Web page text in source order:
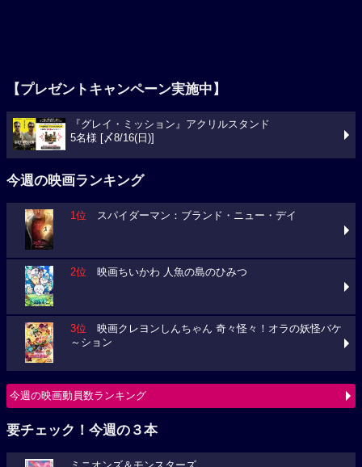
【プレゼントキャンペーン実施中】
『グレイ・ミッション』アクリルスタンド
5名様 [〆8/16(日)]
今週の映画ランキング
1位 スパイダーマン：ブランド・ニュー・デイ
2位 映画ちいかわ 人魚の島のひみつ
3位 映画クレヨンしんちゃん 奇々怪々！オラの妖怪バケ
～ション
今週の映画動員数ランキング
要チェック！今週の３本